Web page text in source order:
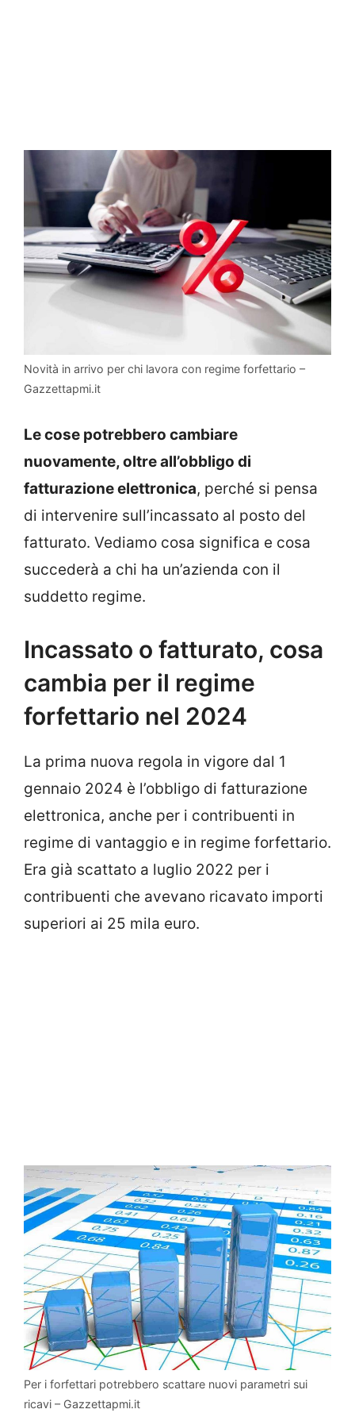
Novità in arrivo per chi lavora con regime forfettario –
Gazzettapmi.it
Le cose potrebbero cambiare
nuovamente, oltre all’obbligo di
fatturazione elettronica, perché si pensa
di intervenire sull’incassato al posto del
fatturato. Vediamo cosa significa e cosa
succederà a chi ha un’azienda con il
suddetto regime.
Incassato o fatturato, cosa
cambia per il regime
forfettario nel 2024
La prima nuova regola in vigore dal 1
gennaio 2024 è l’obbligo di fatturazione
elettronica, anche per i contribuenti in
regime di vantaggio e in regime forfettario.
Era già scattato a luglio 2022 per i
contribuenti che avevano ricavato importi
superiori ai 25 mila euro.
Per i forfettari potrebbero scattare nuovi parametri sui
ricavi – Gazzettapmi.it